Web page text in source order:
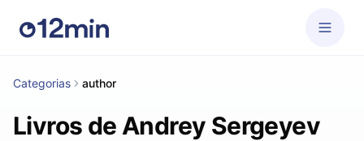
Categorias author
Livros de Andrey Sergeyev